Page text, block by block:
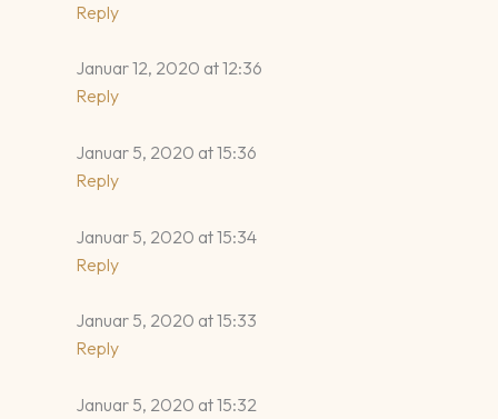
Reply
Januar 12, 2020 at 12:36
Reply
Januar 5, 2020 at 15:36
Reply
Januar 5, 2020 at 15:34
Reply
Januar 5, 2020 at 15:33
Reply
Januar 5, 2020 at 15:32